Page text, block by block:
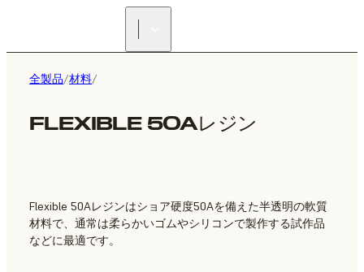
全製品/材料/
FLEXIBLE 50Aレジン
Flexible 50Aレジンはショア硬度50Aを備えた半透明の軟質
材料で、通常は柔らかいゴムやシリコンで製作する試作品
などに最適です。